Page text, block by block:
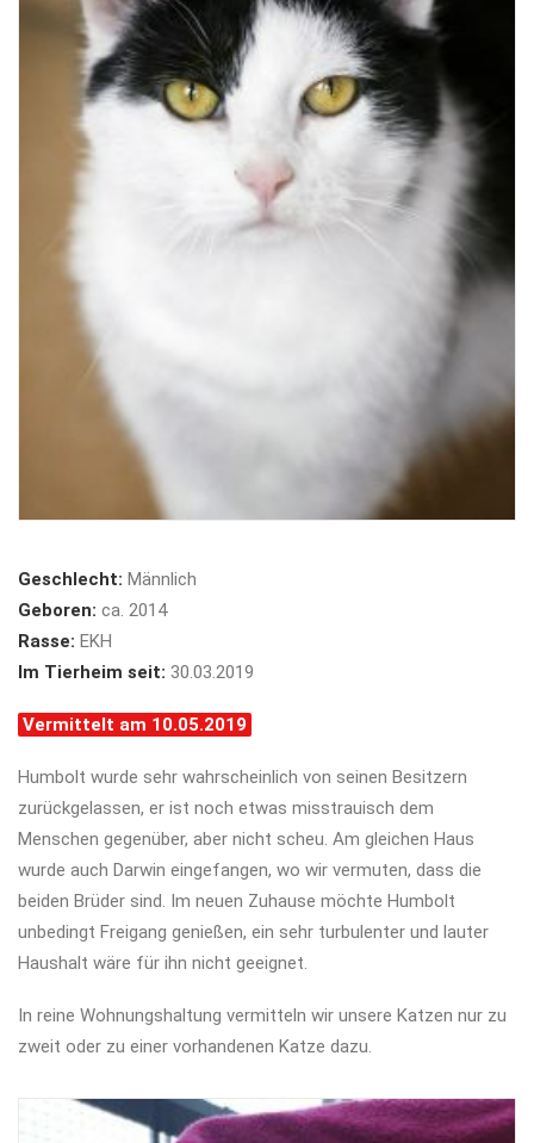
Geschlecht: Männlich
Geboren: ca. 2014
Rasse: EKH
Im Tierheim seit: 30.03.2019
Vermittelt am 10.05.2019
Humbolt wurde sehr wahrscheinlich von seinen Besitzern
zurückgelassen, er ist noch etwas misstrauisch dem
Menschen gegenüber, aber nicht scheu. Am gleichen Haus
wurde auch Darwin eingefangen, wo wir vermuten, dass die
beiden Brüder sind. Im neuen Zuhause möchte Humbolt
unbedingt Freigang genießen, ein sehr turbulenter und lauter
Haushalt wäre für ihn nicht geeignet.
In reine Wohnungshaltung vermitteln wir unsere Katzen nur zu
zweit oder zu einer vorhandenen Katze dazu.